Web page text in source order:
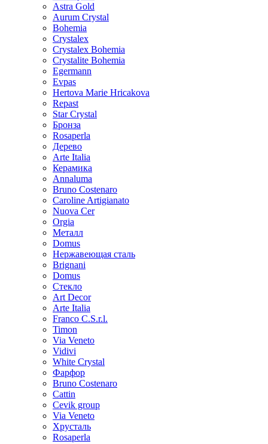
Astra Gold
Aurum Crystal
Bohemia
Crystalex
Crystalex Bohemia
Crystalite Bohemia
Egermann
Evpas
Hertova Marie Hricakova
Repast
Star Crystal
Бронза
Rosaperla
Дерево
Arte Italia
Керамика
Annaluma
Bruno Costenaro
Caroline Artigianato
Nuova Cer
Orgia
Металл
Domus
Нержавеющая сталь
Brignani
Domus
Стекло
Art Decor
Arte Italia
Franco C.S.r.l.
Timon
Via Veneto
Vidivi
White Crystal
Фарфор
Bruno Costenaro
Cattin
Cevik group
Via Veneto
Хрусталь
Rosaperla